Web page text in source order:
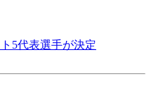
ト5代表選手が決定